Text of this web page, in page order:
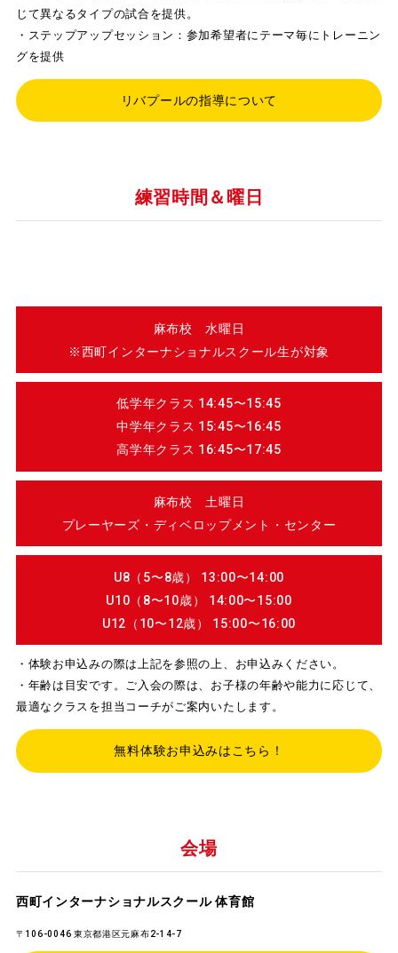
じて異なるタイプの試合を提供。
・ステップアップセッション：参加希望者にテーマ毎にトレーニン
グを提供
リバプールの指導について
練習時間＆曜日
麻布校 水曜日
※西町インターナショナルスクール生が対象
低学年クラス 14:45〜15:45
中学年クラス 15:45〜16:45
高学年クラス 16:45〜17:45
麻布校 土曜日
プレーヤーズ・ディベロップメント・センター
U8（5〜8歳） 13:00〜14:00
U10（8〜10歳） 14:00〜15:00
U12（10〜12歳） 15:00〜16:00
・体験お申込みの際は上記を参照の上、お申込みください。
・年齢は目安です。ご入会の際は、お子様の年齢や能力に応じて、
最適なクラスを担当コーチがご案内いたします。
無料体験お申込みはこちら！
会場
西町インターナショナルスクール 体育館
〒106-0046 東京都港区元麻布2-14-7